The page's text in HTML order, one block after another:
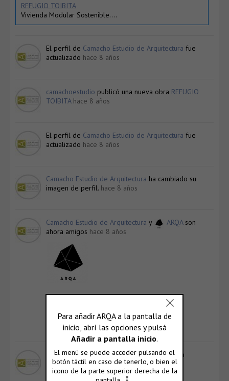
REFUGIO TOIBITA
Vivienda Modular Sostenible….
El perfil de Camacho Estudio de Arquitectura fue
actualizado hace 8 años
camachoestudio publicó una nueva obra REFUGIO
TOIBITA hace 8 años
El perfil de Camacho Estudio de Arquitectura fue
actualizado hace 8 años
Camacho Estudio de Arquitectura ha cambiado su
imagen de perfil. hace 8 años
Camacho Estudio de Arquitectura y ARQAson
ahora amigos hace 8 años
ARQA
Ver Perfil
Camacho Estudio de Arquitecturaahora es un
usuario registradohace 8 años